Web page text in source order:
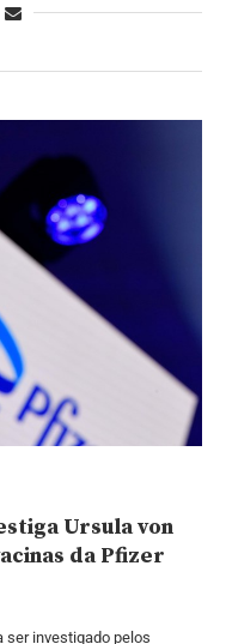
Ursula von
da Pfizer
ser investigado pelos